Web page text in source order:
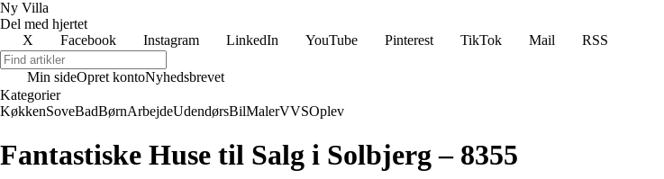
Ny Villa
Del med hjertet
X
Facebook Instagram LinkedIn YouTube Pinterest TikTok Mail RSS
Min sideOpret kontoNyhedsbrevet
Kategorier
KøkkenSoveBadBørnArbejdeUdendørsBilMalerVVSOplev
Fantastiske Huse til Salg i Solbjerg – 8355